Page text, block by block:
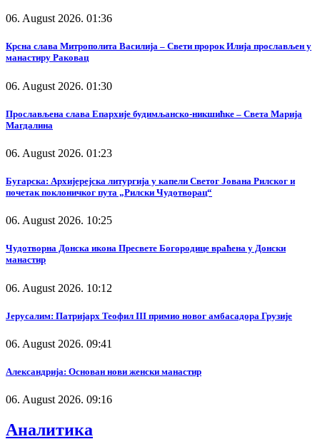
06. August 2026. 01:36
Крсна слава Митрополита Василија – Свети пророк Илија прослављен у
манастиру Раковац
06. August 2026. 01:30
Прослављена слава Епархије будимљанско-никшићке – Света Марија
Магдалина
06. August 2026. 01:23
Бугарска: Архијерејска литургија у капели Светог Јована Рилског и
почетак поклоничког пута „Рилски Чудотворац“
06. August 2026. 10:25
Чудотворна Донска икона Пресвете Богородице враћена у Донски
манастир
06. August 2026. 10:12
Јерусалим: Патријарх Теофил III примио новог амбасадора Грузије
06. August 2026. 09:41
Александрија: Основан нови женски манастир
06. August 2026. 09:16
Аналитика